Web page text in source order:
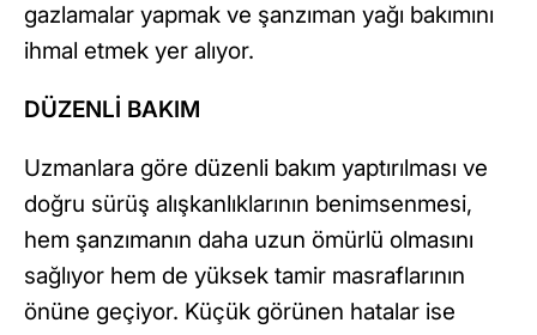
gazlamalar yapmak ve şanzıman yağı bakımını
ihmal etmek yer alıyor.
DÜZENLİ BAKIM
Uzmanlara göre düzenli bakım yaptırılması ve
doğru sürüş alışkanlıklarının benimsenmesi,
hem şanzımanın daha uzun ömürlü olmasını
sağlıyor hem de yüksek tamir masraflarının
önüne geçiyor. Küçük görünen hatalar ise